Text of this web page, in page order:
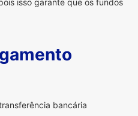
isso garante que os fundos
bancária